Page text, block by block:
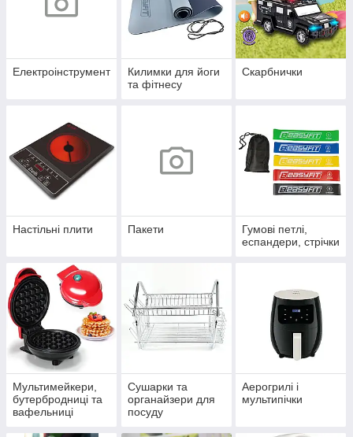
Електроінструмент
Килимки для йоги
та фітнесу
Скарбнички
Настільні плити Пакети
Гумові петлі,
еспандери, стрічки
Мультимейкери,
бутербродниці та
вафельниці
Сушарки та
органайзери для
посуду
Аерогрилі і
мультипічки